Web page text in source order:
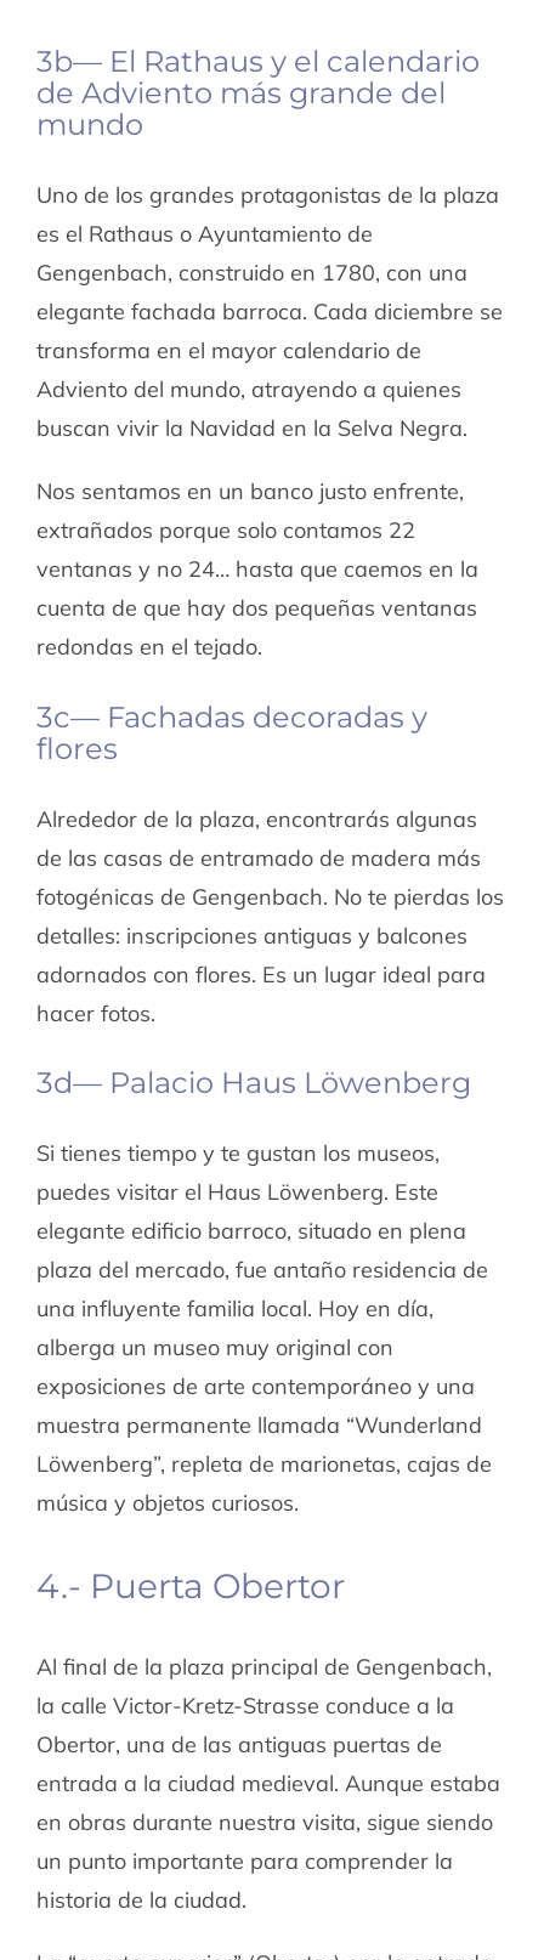
3b— El Rathaus y el calendario
de Adviento más grande del
mundo
Uno de los grandes protagonistas de la plaza
es el Rathaus o Ayuntamiento de
Gengenbach, construido en 1780, con una
elegante fachada barroca. Cada diciembre se
transforma en el mayor calendario de
Adviento del mundo, atrayendo a quienes
buscan vivir la Navidad en la Selva Negra.
Nos sentamos en un banco justo enfrente,
extrañados porque solo contamos 22
ventanas y no 24… hasta que caemos en la
cuenta de que hay dos pequeñas ventanas
redondas en el tejado.
3c— Fachadas decoradas y
flores
Alrededor de la plaza, encontrarás algunas
de las casas de entramado de madera más
fotogénicas de Gengenbach. No te pierdas los
detalles: inscripciones antiguas y balcones
adornados con flores. Es un lugar ideal para
hacer fotos.
3d— Palacio Haus Löwenberg
Si tienes tiempo y te gustan los museos,
puedes visitar el Haus Löwenberg. Este
elegante edificio barroco, situado en plena
plaza del mercado, fue antaño residencia de
una influyente familia local. Hoy en día,
alberga un museo muy original con
exposiciones de arte contemporáneo y una
muestra permanente llamada “Wunderland
Löwenberg”, repleta de marionetas, cajas de
música y objetos curiosos.
4.- Puerta Obertor
Al final de la plaza principal de Gengenbach,
la calle Victor-Kretz-Strasse conduce a la
Obertor, una de las antiguas puertas de
entrada a la ciudad medieval. Aunque estaba
en obras durante nuestra visita, sigue siendo
un punto importante para comprender la
historia de la ciudad.